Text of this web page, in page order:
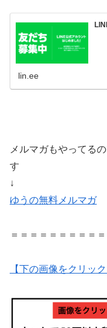
lin.ee
メルマガもやってる
す
↓
ゆうの無料メルマガ
＝＝＝＝＝＝＝＝＝
【下の画像をクリッ